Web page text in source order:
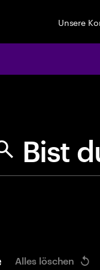
Unsere
Bist d
Alles löschen